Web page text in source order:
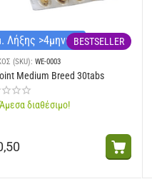
Λήξης >4μηνώνBESTSELLER
(SKU): WE-0003
Medium Breed 30tabs
Άμεσα διαθέσιμο!